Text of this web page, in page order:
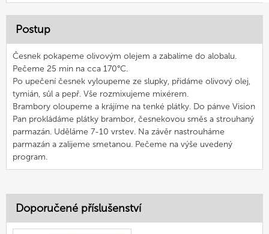
Postup
Česnek pokapeme olivovým olejem a zabalíme do alobalu.
Pečeme 25 min na cca 170°C.
Po upečení česnek vyloupeme ze slupky, přidáme olivový olej,
tymián, sůl a pepř. Vše rozmixujeme mixérem.
Brambory oloupeme a krájíme na tenké plátky. Do pánve Vision
Pan prokládáme plátky brambor, česnekovou směs a strouhaný
parmazán. Uděláme 7-10 vrstev. Na závěr nastrouháme
parmazán a zalijeme smetanou. Pečeme na výše uvedený
program.
Doporučené příslušenství